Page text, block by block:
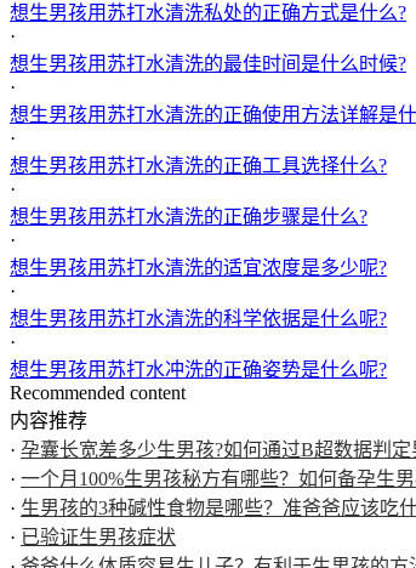
想生男孩用苏打水清洗私处的正确方式是什么?
·
想生男孩用苏打水清洗的最佳时间是什么时候?
·
想生男孩用苏打水清洗的正确使用方法详解是
·
想生男孩用苏打水清洗的正确工具选择什么?
·
想生男孩用苏打水清洗的正确步骤是什么?
·
想生男孩用苏打水清洗的适宜浓度是多少呢?
·
想生男孩用苏打水清洗的科学依据是什么呢?
·
想生男孩用苏打水冲洗的正确姿势是什么呢?
Recommended content
内容推荐
· 孕囊长宽差多少生男孩?如何通过B超数据判定
· 一个月100%生男孩秘方有哪些？如何备孕生男
· 生男孩的3种碱性食物是哪些？准爸爸应该吃什
· 已验证生男孩症状